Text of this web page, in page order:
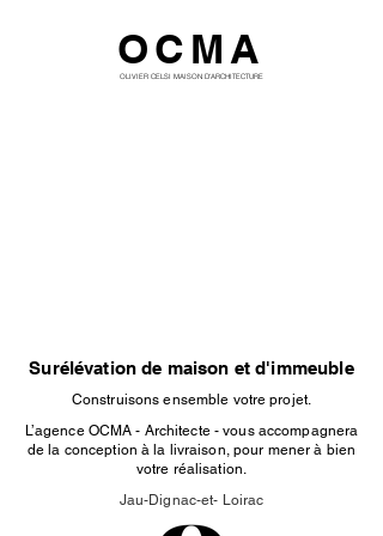
OCMA
OLIVIER CELSI MAISON D'ARCHITECTURE
Surélévation de maison et d'immeuble
Construisons ensemble votre projet.
L’agence OCMA - Architecte - vous accompagnera
de la conception à la livraison, pour mener à bien
votre réalisation.
Jau-Dignac-et- Loirac